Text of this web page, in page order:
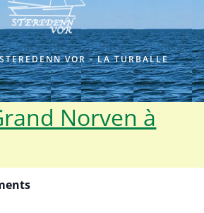
VOR - LA TURBALLE
Norven à